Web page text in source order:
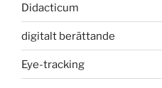
Didacticum
digitalt berättande
Eye-tracking